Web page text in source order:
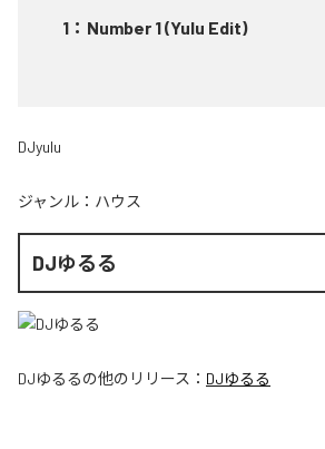
1 ： Number 1 (Yulu Edit)
DJyulu
ジャンル： ハウス
DJゆるる
DJゆるるの他のリリース： DJゆるる